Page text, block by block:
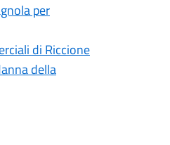
per
di Riccione
della